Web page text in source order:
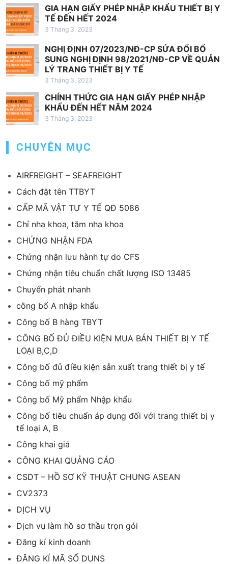
ế
t
GIA HẠN GIẤY PHÉP NHẬP KHẨU THIẾT BỊ Y
TẾ ĐẾN HẾT 2024
3 Tháng 3, 2023
NGHỊ ĐỊNH 07/2023/NĐ-CP SỬA ĐỔI BỔ
SUNG NGHỊ ĐỊNH 98/2021/NĐ-CP VỀ QUẢN
LÝ TRANG THIẾT BỊ Y TẾ
3 Tháng 3, 2023
CHÍNH THỨC GIA HẠN GIẤY PHÉP NHẬP
KHẨU ĐẾN HẾT NĂM 2024
3 Tháng 3, 2023
CHUYÊN MỤC
AIRFREIGHT – SEAFREIGHT
Cách đặt tên TTBYT
CẤP MÃ VẬT TƯ Y TẾ QĐ 5086
Chỉ nha khoa, tăm nha khoa
CHỨNG NHẬN FDA
Chứng nhận lưu hành tự do CFS
Chứng nhận tiêu chuẩn chất lượng ISO 13485
Chuyển phát nhanh
công bố A nhập khẩu
Công bố B hàng TBYT
CÔNG BỐ ĐỦ ĐIỀU KIỆN MUA BÁN THIẾT BỊ Y TẾ
LOẠI B,C,D
Công bố đủ điều kiện sản xuất trang thiết bị y tế
Công bố mỹ phẩm
Công bố Mỹ phẩm Nhập khẩu
Công bố tiêu chuẩn áp dụng đối với trang thiết bị y
tế loại A, B
Công khai giá
CÔNG KHAI QUẢNG CÁO
CSDT – HỒ SƠ KỸ THUẬT CHUNG ASEAN
CV2373
DỊCH VỤ
Dịch vụ làm hồ sơ thầu trọn gói
Đăng kí kinh doanh
ĐĂNG KÍ MÃ SỐ DUNS